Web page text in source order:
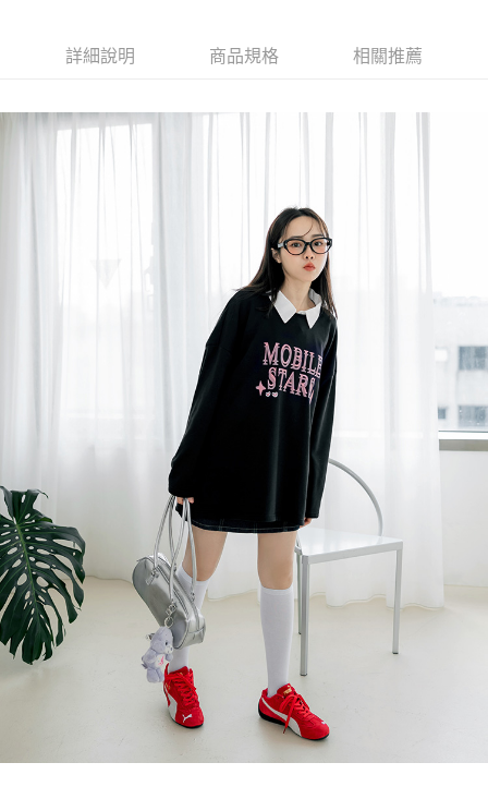
詳細說明 商品規格 相關推薦